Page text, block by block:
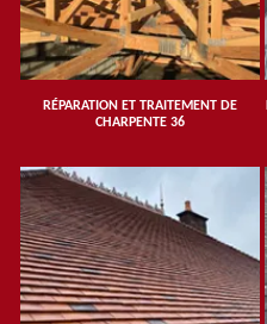
RÉPARATION ET TRAITEMENT DE
CHARPENTE 36